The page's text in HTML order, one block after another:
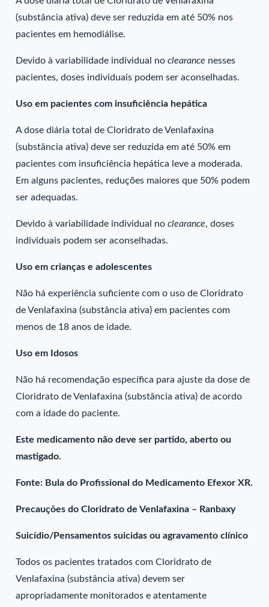
(substância ativa) deve ser reduzida em até 50% nos
pacientes em hemodiálise.
Devido à variabilidade individual noclearance nesses
pacientes, doses individuais podem ser aconselhadas.
Uso em pacientes com insuficiência hepática
A dose diária total de Cloridrato de Venlafaxina
(substância ativa) deve ser reduzida em até 50% em
pacientes com insuficiência hepática leve a moderada.
Em alguns pacientes, reduções maiores que 50% podem
ser adequadas.
Devido à variabilidade individual noclearance, doses
individuais podem ser aconselhadas.
Uso em crianças e adolescentes
Não há experiência suficiente com o uso de Cloridrato
de Venlafaxina (substância ativa) em pacientes com
menos de 18 anos de idade.
Uso em Idosos
Não há recomendação específica para ajuste da dose de
Cloridrato de Venlafaxina (substância ativa) de acordo
com a idade do paciente.
Este medicamento não deve ser partido, aberto ou
mastigado.
Fonte: Bula do Profissional do Medicamento Efexor XR.
Precauções do Cloridrato de Venlafaxina – Ranbaxy
Suicídio/Pensamentos suicidas ou agravamento clínico
Todos os pacientes tratados com Cloridrato de
Venlafaxina (substância ativa) devem ser
apropriadamente monitorados e atentamente